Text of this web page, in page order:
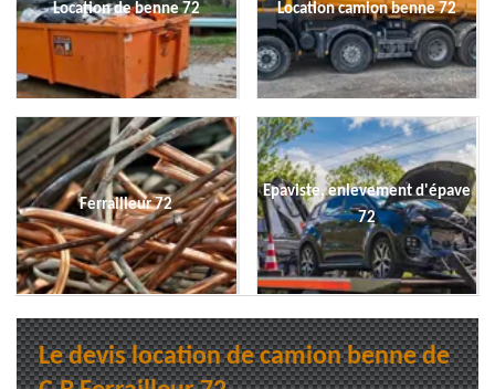
Location de benne 72 Location camion benne 72
Ferrailleur 72
Epaviste, enlevement d'épave
72
Le devis location de camion benne de